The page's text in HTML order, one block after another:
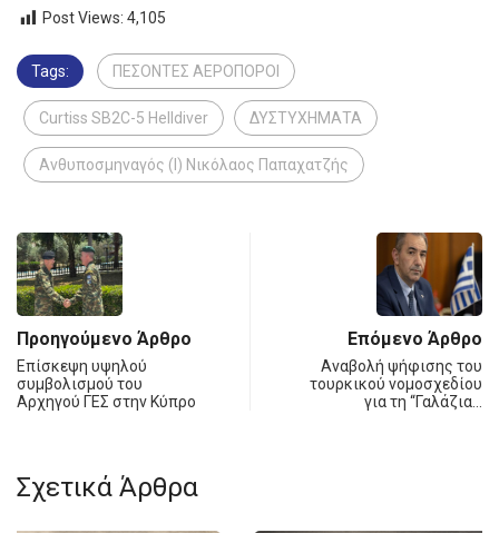
Post Views: 4,105
Tags: ΠΕΣΟΝΤΕΣ ΑΕΡΟΠΟΡΟΙ
Curtiss SB2C-5 Helldiver ΔΥΣΤΥΧΗΜΑΤΑ
Ανθυποσμηναγός (Ι) Νικόλαος Παπαχατζής
Προηγούμενο Άρθρο
Επίσκεψη υψηλού
συμβολισμού του
Αρχηγού ΓΕΣ στην Κύπρο
Επόμενο Άρθρο
Αναβολή ψήφισης του
τουρκικού νομοσχεδίου
για τη “Γαλάζια…
Σχετικά Άρθρα